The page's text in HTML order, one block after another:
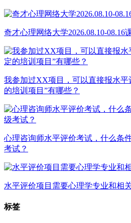
奇才心理网络大学2026.08.10-08.16
我参加过XX项目，可以直接报水平
的培训项目”有哪些？
心理咨询师水平评价考试，什么条
考试？
水平评价项目需要心理学专业和相
标签